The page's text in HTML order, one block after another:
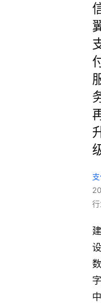
建
设
数
字
中